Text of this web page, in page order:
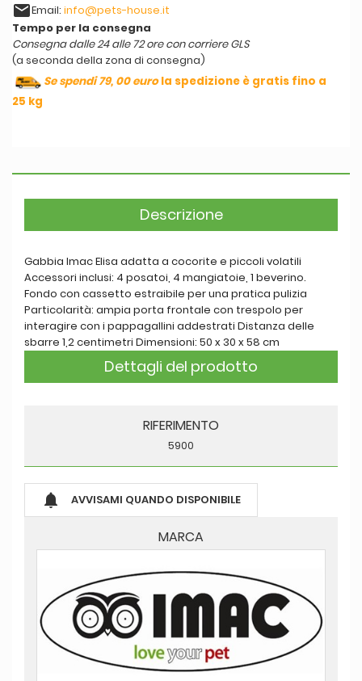
emailEmail: info@pets-house.it
Tempo per la consegna
Consegna dalle 24 alle 72 ore con corriere GLS
(a seconda della zona di consegna)
Se spendi 79, 00 eurola spedizione è gratis fino a
25 kg
Descrizione
Gabbia Imac Elisa adatta a cocorite e piccoli volatili
Accessori inclusi: 4 posatoi, 4 mangiatoie, 1 beverino.
Fondo con cassetto estraibile per una pratica pulizia
Particolarità: ampia porta frontale con trespolo per
interagire con i pappagallini addestrati Distanza delle
sbarre 1,2 centimetri Dimensioni: 50 x 30 x 58 cm
Dettagli del prodotto
RIFERIMENTO
5900
 AVVISAMI QUANDO DISPONIBILE
MARCA